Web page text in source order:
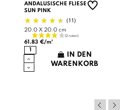
ANDALUSISCHE FLIESE
SUN PINK
(11)
20.0 X 20.0 cm
61.83 €/m²
IN DEN
WARENKORB